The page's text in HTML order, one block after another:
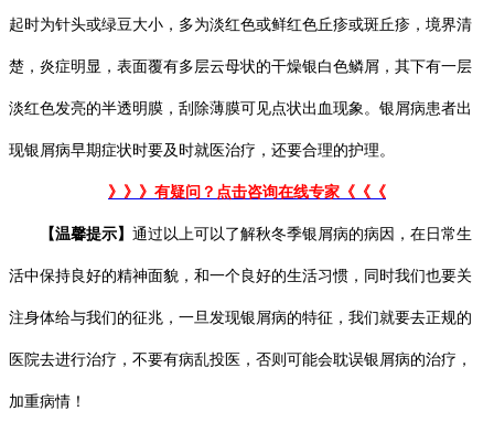
起时为针头或绿豆大小，多为淡红色或鲜红色丘疹或斑丘疹，境界清
楚，炎症明显，表面覆有多层云母状的干燥银白色鳞屑，其下有一层
淡红色发亮的半透明膜，刮除薄膜可见点状出血现象。银屑病患者出
现银屑病早期症状时要及时就医治疗，还要合理的护理。
》》》有疑问？点击咨询在线专家《《《
【温馨提示】 通过以上可以了解秋冬季银屑病的病因，在日常生
活中保持良好的精神面貌，和一个良好的生活习惯，同时我们也要关
注身体给与我们的征兆，一旦发现银屑病的特征，我们就要去正规的
医院去进行治疗，不要有病乱投医，否则可能会耽误银屑病的治疗，
加重病情！